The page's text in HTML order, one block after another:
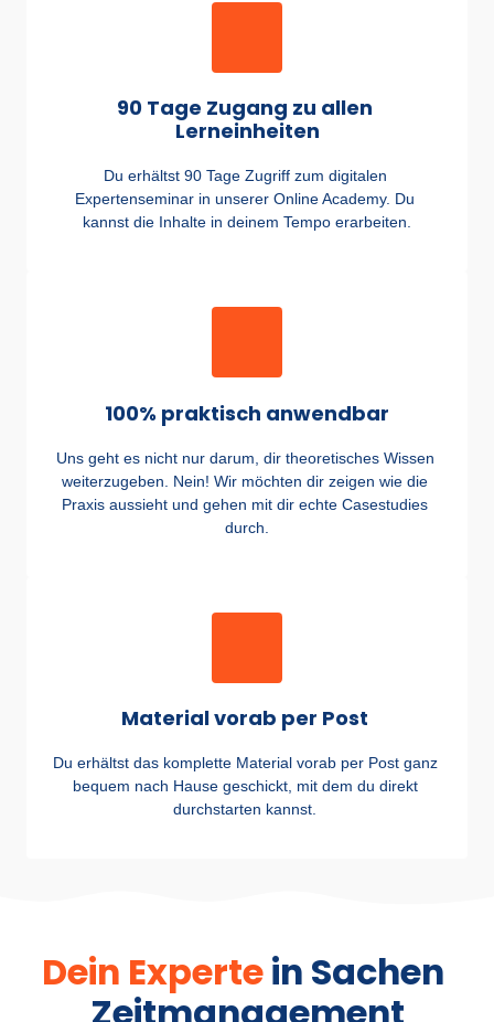
Verhaltenstendenzen im Zeitmanagement im Überblick
90 Tage Zugang zu allen
Lerneinheiten
Du erhältst 90 Tage Zugriff zum digitalen
Expertenseminar in unserer Online Academy. Du
kannst die Inhalte in deinem Tempo erarbeiten.
100% praktisch anwendbar
Uns geht es nicht nur darum, dir theoretisches Wissen
weiterzugeben. Nein! Wir möchten dir zeigen wie die
Praxis aussieht und gehen mit dir echte Casestudies
durch.
Material vorab per Post
Du erhältst das komplette Material vorab per Post ganz
bequem nach Hause geschickt, mit dem du direkt
durchstarten kannst.
Dein Expertein Sachen